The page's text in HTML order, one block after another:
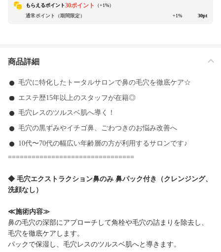
もらえるポイント30ポイント （+1%）
通常ポイント（期間限定）
+1% 30pt
商品詳細
毛穴に特化したトータルサロンで鼻の毛穴を徹底ケア☆
エステ歴15年以上のスタッフが在籍◎
毛穴レスのツルスベ肌へ導く！
毛穴の黒ずみやイチゴ鼻、ごわつきのお悩み改善へ
10代〜70代の幅広い年齢層の方が利用するサロンです♪
================================
◆ 毛穴エクストラクション鼻のみ 鼻パック付き（クレンジング、
洗顔なし）
≪施術内容≫
鼻の毛穴の深部にアプローチして角栓や毛穴の詰まりを除去し、
毛穴を徹底ケアします。
パックで保湿し、毛穴レスのツルスベ肌へと導きます。